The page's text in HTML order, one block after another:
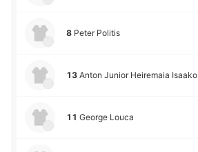
8 Peter Politis
13 Anton Junior Heiremaia Isaako
11 George Louca